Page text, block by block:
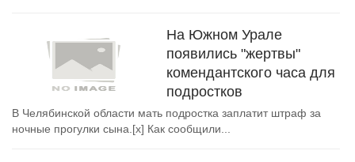
На Южном Урале
появились "жертвы"
комендантского часа для
подростков
В Челябинской области мать подростка заплатит штраф за
ночные прогулки сына.[x] Как сообщили...